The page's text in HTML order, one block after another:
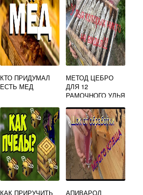
КТО ПРИДУМАЛ
ЕСТЬ МЕД
МЕТОД ЦЕБРО
ДЛЯ 12
РАМОЧНОГО УЛЬЯ
КАК ПРИРУЧИТЬ
АПИВАРОЛ